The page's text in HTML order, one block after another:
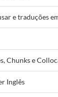
e traduções
Chunks e
Inglês